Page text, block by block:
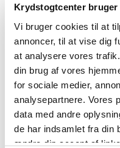
Krydstogtcenter bruger
Vi bruger cookies til at
annoncer, til at vise dig
at analysere vores
din brug af vores
for sociale medier,
analysepartnere. Vores
data med andre
de har indsamlet fra din
ændre din accept af